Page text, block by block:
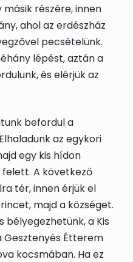
részére, innen
ahol az erdészház
vel pecsételünk.
lépést, aztán a
és elérjük az
befordul a
az egykori
egy kis hídon
A következő
tér, innen érjük el
majd a községet.
bélyegezhetünk, a Kis
Gesztenyés Étterem
kocsmában. Ha ez